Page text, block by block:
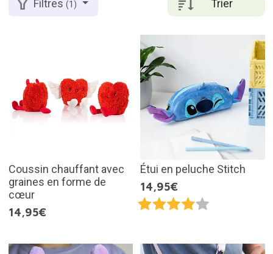
Trier
Filtres(1)
Coussin chauffant avec
graines en forme de
cœur
14,95€
Étui en peluche Stitch
14,95€